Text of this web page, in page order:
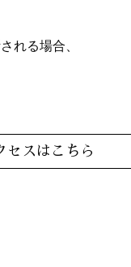
れる場合、
セスはこちら